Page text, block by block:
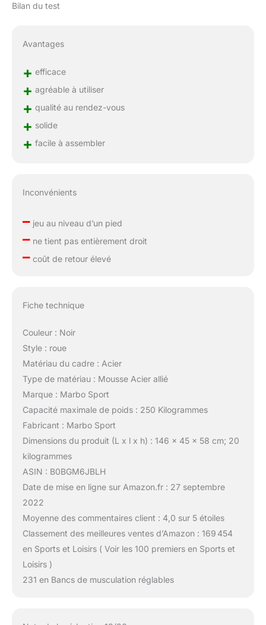
Bilan du test
Avantages
+ efficace
+ agréable à utiliser
+ qualité au rendez-vous
+ solide
+ facile à assembler
Inconvénients
–jeu au niveau d’un pied
–ne tient pas entièrement droit
–coût de retour élevé
Fiche technique
Couleur : Noir
Style : roue
Matériau du cadre : Acier
Type de matériau : Mousse Acier allié
Marque : Marbo Sport
Capacité maximale de poids : 250 Kilogrammes
Fabricant : Marbo Sport
Dimensions du produit (L x l x h) : 146 x 45 x 58 cm; 20
kilogrammes
ASIN : B0BGM6JBLH
Date de mise en ligne sur Amazon.fr : 27 septembre
2022
Moyenne des commentaires client : 4,0 sur 5 étoiles
Classement des meilleures ventes d’Amazon : 169 454
en Sports et Loisirs ( Voir les 100 premiers en Sports et
Loisirs )
231 en Bancs de musculation réglables